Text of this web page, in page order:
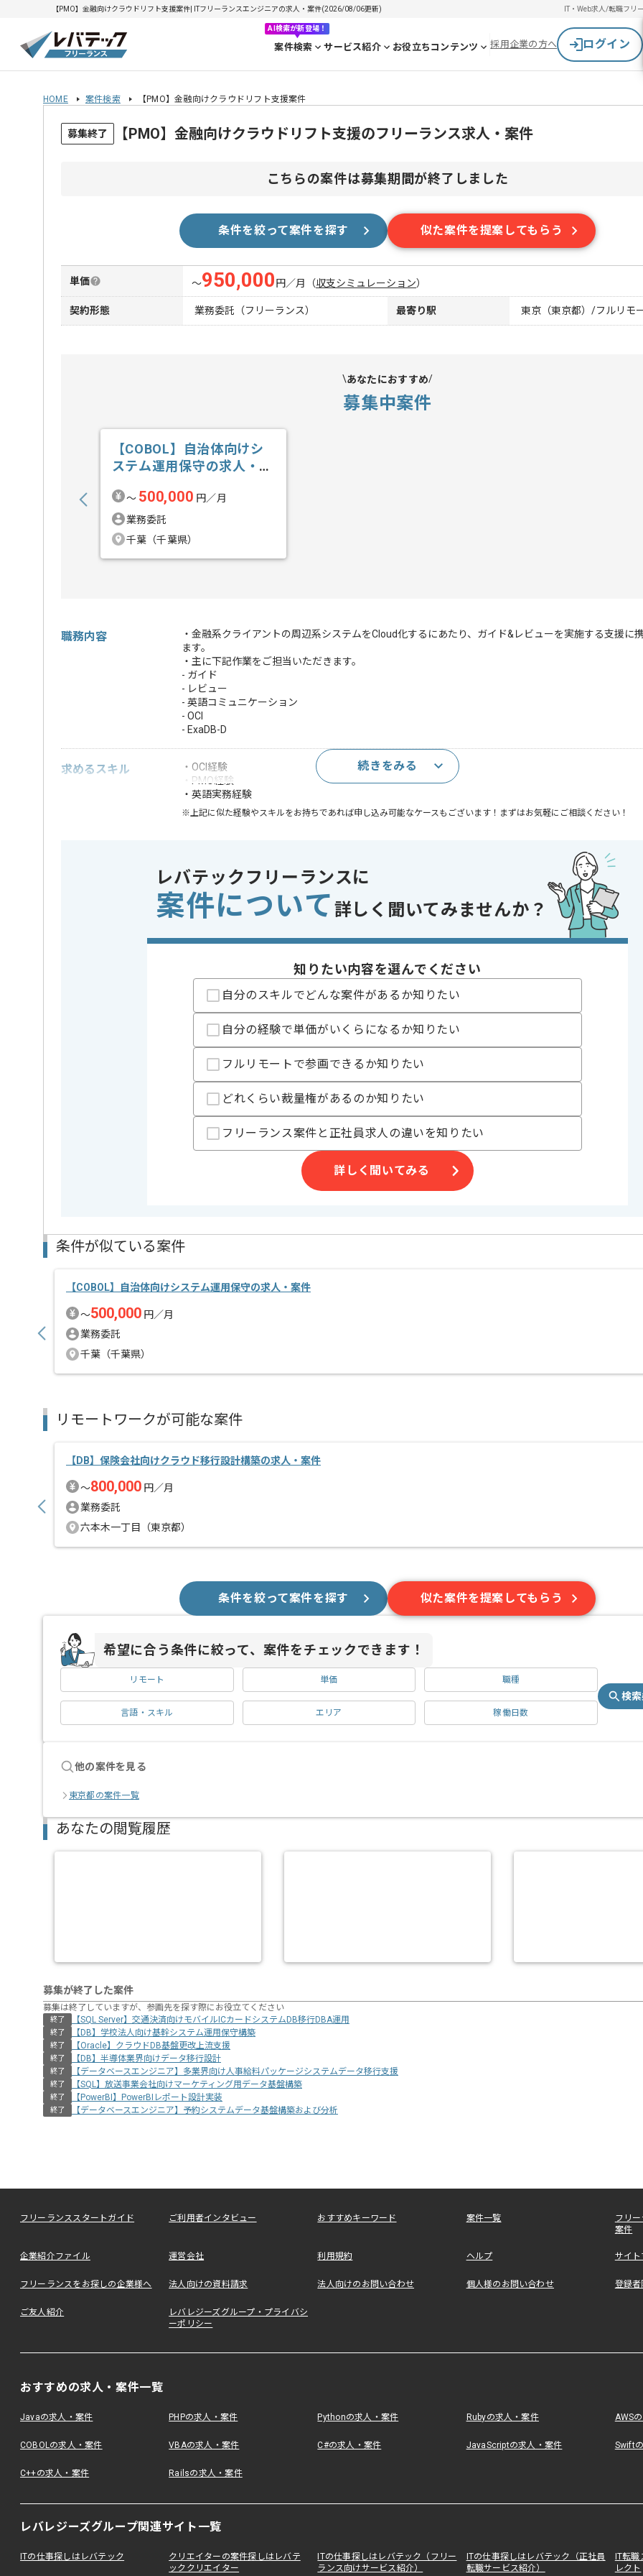
【PMO】金融向けクラウドリフト支援案件| ITフリーランスエンジニアの求人・案件(2026/08/06更新) IT・Web求人/転職フリ
AI検索が新登場！
案件検索 サービス紹介 お役立ちコンテンツ 採用企業の方へ ログイン
HOME 案件検索 【PMO】金融向けクラウドリフト支援案件
募集終了 【PMO】金融向けクラウドリフト支援のフリーランス求人・案件
こちらの案件は募集期間が終了しました
条件を絞って案件を探す 似た案件を提案してもらう
単価 〜950,000 円／月 （収支シミュレーション）
契約形態 業務委託（フリーランス） 最寄り駅 東京（東京都）/フルリモ
あなたにおすすめ
募集中案件
【COBOL】自治体向けシ
ステム運用保守の求人・案
〜 500,000 円／月
業務委託
千葉（千葉県）
職務内容
・金融系クライアントの周辺系システムをCloud化するにあたり、ガイド&レビューを実施する支援に
ます。
・主に下記作業をご担当いただきます。
- ガイド
- レビュー
- 英語コミュニケーション
- OCI
- ExaDB-D
求めるスキル
・OCI経験
・PMO経験
・英語実務経験
※上記に似た経験やスキルをお持ちであれば申し込み可能なケースもございます！まずはお気軽にご相談ください！
精算基準時間
4時間〜4時間
支払いサイト
レバテックでの実績がある企業の案件でございます。
PMOの経験を活かすことができます。
複数案件を保有している企業ですので、
ご経験と実績に応じて別案件のご提案も差し上げる場合がございます。
新しいアイディアや技術を積極的に導入し、
経験豊富なメンバーと成長が出来る環境でございます。
スキルアップされたい方、長期的に参画されたい方にオススメの案件です。
リモート作業を導入しております。
続きをみる
レバテックフリーランスに
案件について 詳しく聞いてみませんか？
知りたい内容を選んでください
自分のスキルでどんな案件があるか知りたい
自分の経験で単価がいくらになるか知りたい
フルリモートで参画できるか知りたい
どれくらい裁量権があるのか知りたい
フリーランス案件と正社員求人の違いを知りたい
詳しく聞いてみる
条件が似ている案件
【COBOL】自治体向けシステム運用保守の求人・案件
〜500,000 円／月
業務委託
千葉（千葉県）
リモートワークが可能な案件
【DB】保険会社向けクラウド移行設計構築の求人・案件
〜800,000 円／月
業務委託
六本木一丁目（東京都）
条件を絞って案件を探す 似た案件を提案してもらう
希望に合う条件に絞って、案件をチェックできます！
リモート 単価 職種
言語・スキル エリア 稼働日数
検
他の案件を見る
東京都の案件一覧
あなたの閲覧履歴
募集が終了した案件
募集は終了していますが、参画先を探す際にお役立てください
終了 【SQL Server】交通決済向けモバイルICカードシステムDB移行DBA運用
終了 【DB】学校法人向け基幹システム運用保守構築
終了 【Oracle】クラウドDB基盤更改上流支援
終了 【DB】半導体業界向けデータ移行設計
終了 【データベースエンジニア】多業界向け人事給料パッケージシステムデータ移行支援
終了 【SQL】放送事業会社向けマーケティング用データ基盤構築
終了 【PowerBI】PowerBIレポート設計実装
終了 【データベースエンジニア】予約システムデータ基盤構築および分析
フリーランススタートガイド ご利用者インタビュー おすすめキーワード 案件一覧
フリ
案件
企業紹介ファイル 運営会社 利用規約 ヘルプ サイ
フリーランスをお探しの企業様へ 法人向けの資料請求 法人向けのお問い合わせ 個人様のお問い合わせ 登録者
ご友人紹介
レバレジーズグループ・プライバシ
ーポリシー
おすすめの求人・案件一覧
Javaの求人・案件 PHPの求人・案件 Pythonの求人・案件 Rubyの求人・案件 AWS
COBOLの求人・案件 VBAの求人・案件 C#の求人・案件 JavaScriptの求人・案件 Swift
C++の求人・案件 Railsの求人・案件
レバレジーズグループ関連サイト一覧
ITの仕事探しはレバテック
クリエイターの案件探しはレバテ
ッククリエイター
ITの仕事探しはレバテック（フリー
ランス向けサービス紹介）
ITの仕事探しはレバテック（正社員
転職サービス紹介）
IT転
レクト